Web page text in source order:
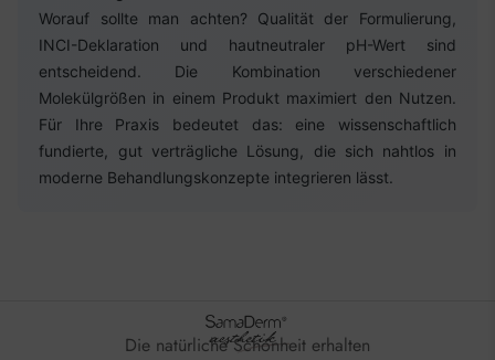
Worauf sollte man achten? Qualität der Formulierung,
INCI-Deklaration und hautneutraler pH-Wert sind
entscheidend. Die Kombination verschiedener
Molekülgrößen in einem Produkt maximiert den Nutzen.
Für Ihre Praxis bedeutet das: eine wissenschaftlich
fundierte, gut verträgliche Lösung, die sich nahtlos in
moderne Behandlungskonzepte integrieren lässt.
Die natürliche Schönheit erhalten